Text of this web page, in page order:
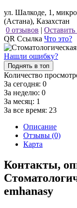
ул. Шалкоде, 1,
(Астана), Казахстан
0 отзывов | Оставить
QR Ссылка Что это?
Нашли ошибку?
Поднять в топ
Количество
За сегодня: 0
За неделю: 0
За месяц: 1
За все время: 23
Описание
Отзывы (0)
Карта
Контакты,
emhanasy